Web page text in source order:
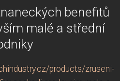
benefitů
malé a střední
products/zruseni-